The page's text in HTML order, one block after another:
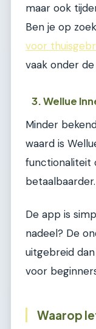
maar ook
Ben je op
voor
vaak onder
3. Wellue
Minder
waard is
functionaliteit
betaalbaarder.
De app is
nadeel? De
uitgebreid
voor
Waarop